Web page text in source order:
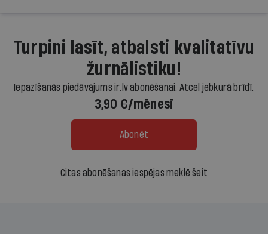
Turpini lasīt, atbalsti kvalitatīvu
žurnālistiku!
Iepazīšanās piedāvājums ir.lv abonēšanai. Atcel jebkurā brīdī.
3,90 €/mēnesī
Abonēt
Citas abonēšanas iespējas meklē šeit